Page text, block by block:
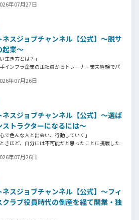
ンタビュー。オーナー様からはスタッフの採用基
のスタッフの皆様がつくる施設やフィットネスにつ
語っていただきました。
年07月27日
ネスジョブチャンネル【公式】～脱サ
起業～
生き方とは？」
インフラ企業の正社員からトレーナー業未経験でパ
大さんへインタビュー。
年07月26日
ネスジョブチャンネル【公式】～選ば
ストラクターになるには～
で色んな人と出会い、行動していく」
きほど、自分には不可能だと思ったことに挑戦した
分だけでは思いつかないことを行動に移してきた結
ばれるインストラクターになるために若松さんが取
は？
年07月26日
ネスジョブチャンネル【公式】～フィ
クラブ役員時代の倒産を経て開業・独